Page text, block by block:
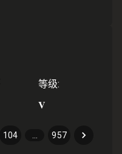
等级:
V
104 957